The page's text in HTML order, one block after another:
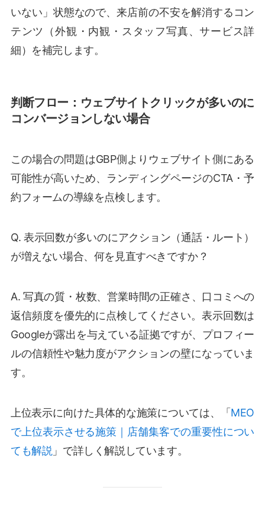
いない」状態なので、来店前の不安を解消するコン
テンツ（外観・内観・スタッフ写真、サービス詳
細）を補完します。
判断フロー：ウェブサイトクリックが多いのに
コンバージョンしない場合
この場合の問題はGBP側よりウェブサイト側にある
可能性が高いため、ランディングページのCTA・予
約フォームの導線を点検します。
Q. 表示回数が多いのにアクション（通話・ルート）
が増えない場合、何を見直すべきですか？
A. 写真の質・枚数、営業時間の正確さ、口コミへの
返信頻度を優先的に点検してください。表示回数は
Googleが露出を与えている証拠ですが、プロフィー
ルの信頼性や魅力度がアクションの壁になっていま
す。
上位表示に向けた具体的な施策については、「MEO
で上位表示させる施策｜店舗集客での重要性につい
ても解説 」で詳しく解説しています。